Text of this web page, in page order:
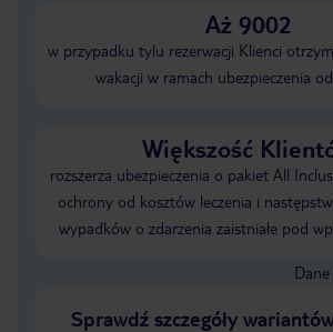
Aż 9002
w przypadku tylu rezerwacji Klienci
wakacji w ramach ubezpieczenia
Większość
rozszerza ubezpieczenia o pakiet All
ochrony od kosztów leczenia i
wypadków o zdarzenia zaistniałe pod
Sprawdź szczegóły